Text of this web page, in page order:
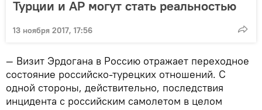
Турции и АР могут стать реальностью
13 ноября 2017, 17:56
— Визит Эрдогана в Россию отражает переходное
состояние российско-турецких отношений. С
одной стороны, действительно, последствия
инцидента с российским самолетом в целом